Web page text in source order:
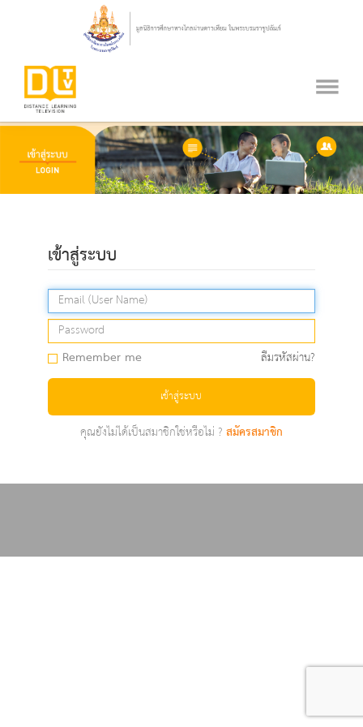
เข้าสู่ระบบ
Remember me ลืมรหัสผ่าน?
เข้าสู่ระบบ
คุณยังไม่ได้เป็นสมาชิกใช่หรือไม่ ?สมัครสมาชิก